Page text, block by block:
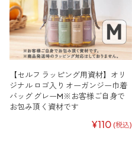
【セルフ ラッピング用資材】オリ
ジナル ロゴ入り オーガンジー巾着
バッグ グレーM※お客様ご自身で
お包み頂く資材です
¥110 (税込)